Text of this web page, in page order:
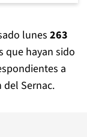
lunes 263
que hayan sido
a
Sernac.